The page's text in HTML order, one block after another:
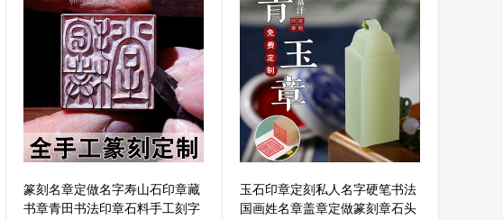
篆刻名章定做名字寿山石印章藏
书章青田书法印章石料手工刻字
玉石印章定刻私人名字硬笔书法
国画姓名章盖章定做篆刻章石头